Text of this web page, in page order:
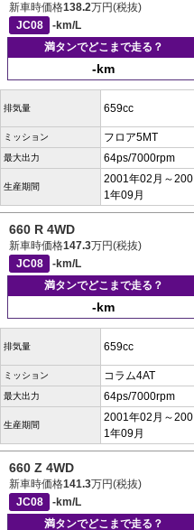
新車時価格138.2万円(税抜)
JC08
-km/L
満タンでどこまで走る？
-km
排気量 659cc
ミッション フロア5MT
最大出力 64ps/7000rpm
生産期間
2001年02月～200
1年09月
660 R 4WD
新車時価格147.3万円(税抜)
JC08
-km/L
満タンでどこまで走る？
-km
排気量 659cc
ミッション コラム4AT
最大出力 64ps/7000rpm
生産期間
2001年02月～200
1年09月
660 Z 4WD
新車時価格141.3万円(税抜)
JC08
-km/L
満タンでどこまで走る？